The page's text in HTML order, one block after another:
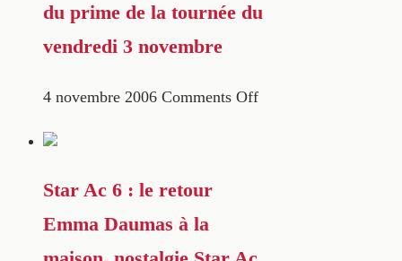
du prime de la tournée du
vendredi 3 novembre
4 novembre 2006 Comments Off
Star Ac 6 : le retour
Emma Daumas à la